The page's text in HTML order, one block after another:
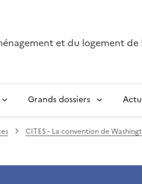
et du logement de
Grands dossiers
CITES - La convention de